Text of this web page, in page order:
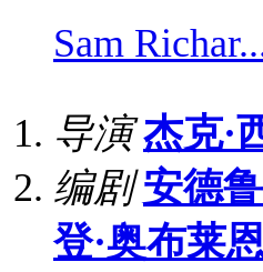
Sam
导演 杰克·
编剧 安德
登·奥布莱